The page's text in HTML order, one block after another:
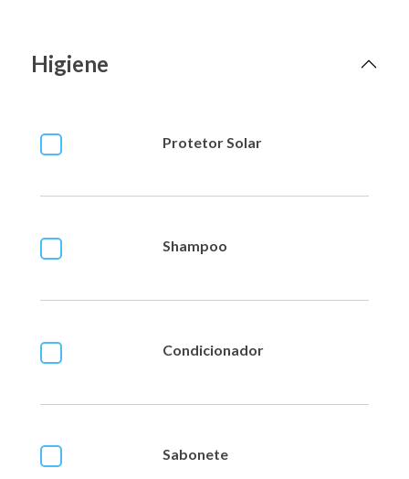
Higiene
Protetor Solar
Shampoo
Condicionador
Sabonete